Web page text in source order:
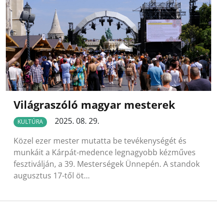
Világraszóló magyar mesterek
KULTÚRA
2025. 08. 29.
Közel ezer mester mutatta be tevékenységét és
munkáit a Kárpát-medence legnagyobb kézműves
fesztiválján, a 39. Mesterségek Ünnepén. A standok
augusztus 17-től öt…